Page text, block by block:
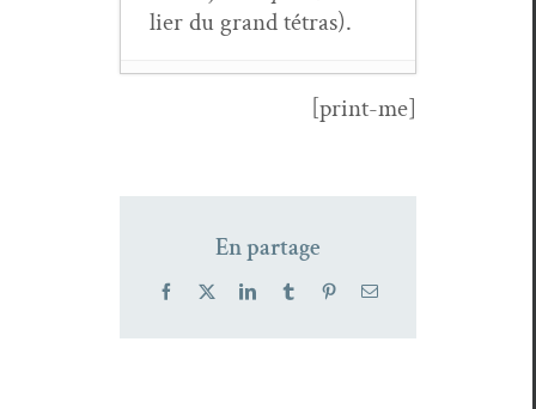
lier du grand tétras).
Amont dévers
Dans la poésie
ital­i­enne,
(1)- 4 juil­
[print-me]
En partage
Facebook LinkedInTumblr PinterestEmail